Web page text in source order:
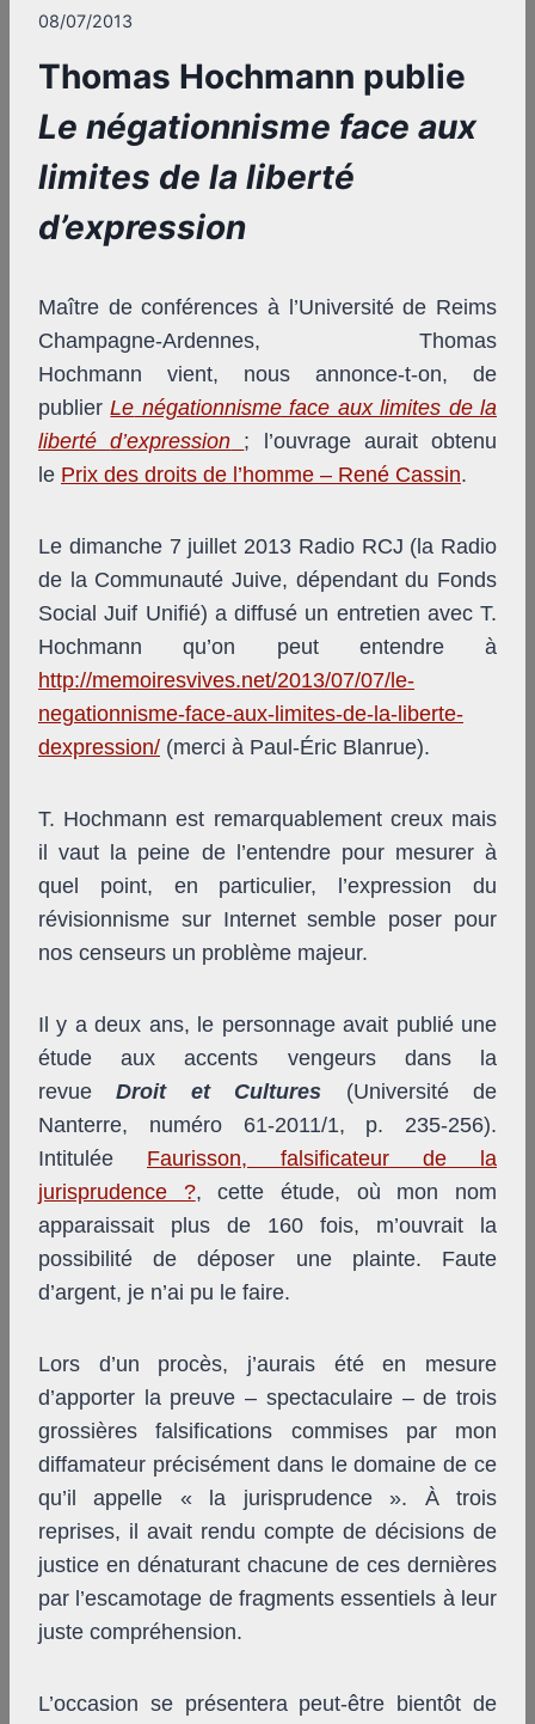
08/07/2013
Thomas Hochmann publie
Le négationnisme face aux
limites de la liberté
d’expression
Maître de conférences à l’Université de Reims
Champagne-Ardennes, Thomas
Hochmann vient, nous annonce-t-on, de
publierLe négationnismeface aux limites de la
libertéd’expression ; l’ouvrage aurait obtenu
le Prix des droits de l’homme – René Cassin.
Le dimanche 7 juillet 2013 Radio RCJ (la Radio
de la Communauté Juive, dépendant du Fonds
Social Juif Unifié) a diffusé un entretien avec T.
Hochmann qu’on peut entendre à
http://memoiresvives.net/2013/07/07/le-
negationnisme-face-aux-limites-de-la-liberte-
dexpression/ (merci à Paul-Éric Blanrue).
T. Hochmann est remarquablement creux mais
il vaut la peine de l’entendre pour mesurer à
quel point, en particulier, l’expression du
révisionnisme sur Internet semble poser pour
nos censeurs un problème majeur.
Il y a deux ans, le personnage avait publié une
étude aux accents vengeurs dans la
revue
Droit et Cultures (Université de
Nanterre, numéro 61-2011/1, p. 235-256).
Intitulée Faurisson, falsificateur de la
jurisprudence ?, cette étude, où mon nom
apparaissait plus de 160 fois, m’ouvrait la
possibilité de déposer une plainte. Faute
d’argent, je n’ai pu le faire.
Lors d’un procès, j’aurais été en mesure
d’apporter la preuve – spectaculaire – de trois
grossières falsifications commises par mon
diffamateur précisément dans le domaine de ce
qu’il appelle « la jurisprudence ». À trois
reprises, il avait rendu compte de décisions de
justice en dénaturant chacune de ces dernières
par l’escamotage de fragments essentiels à leur
juste compréhension.
L’occasion se présentera peut-être bientôt de